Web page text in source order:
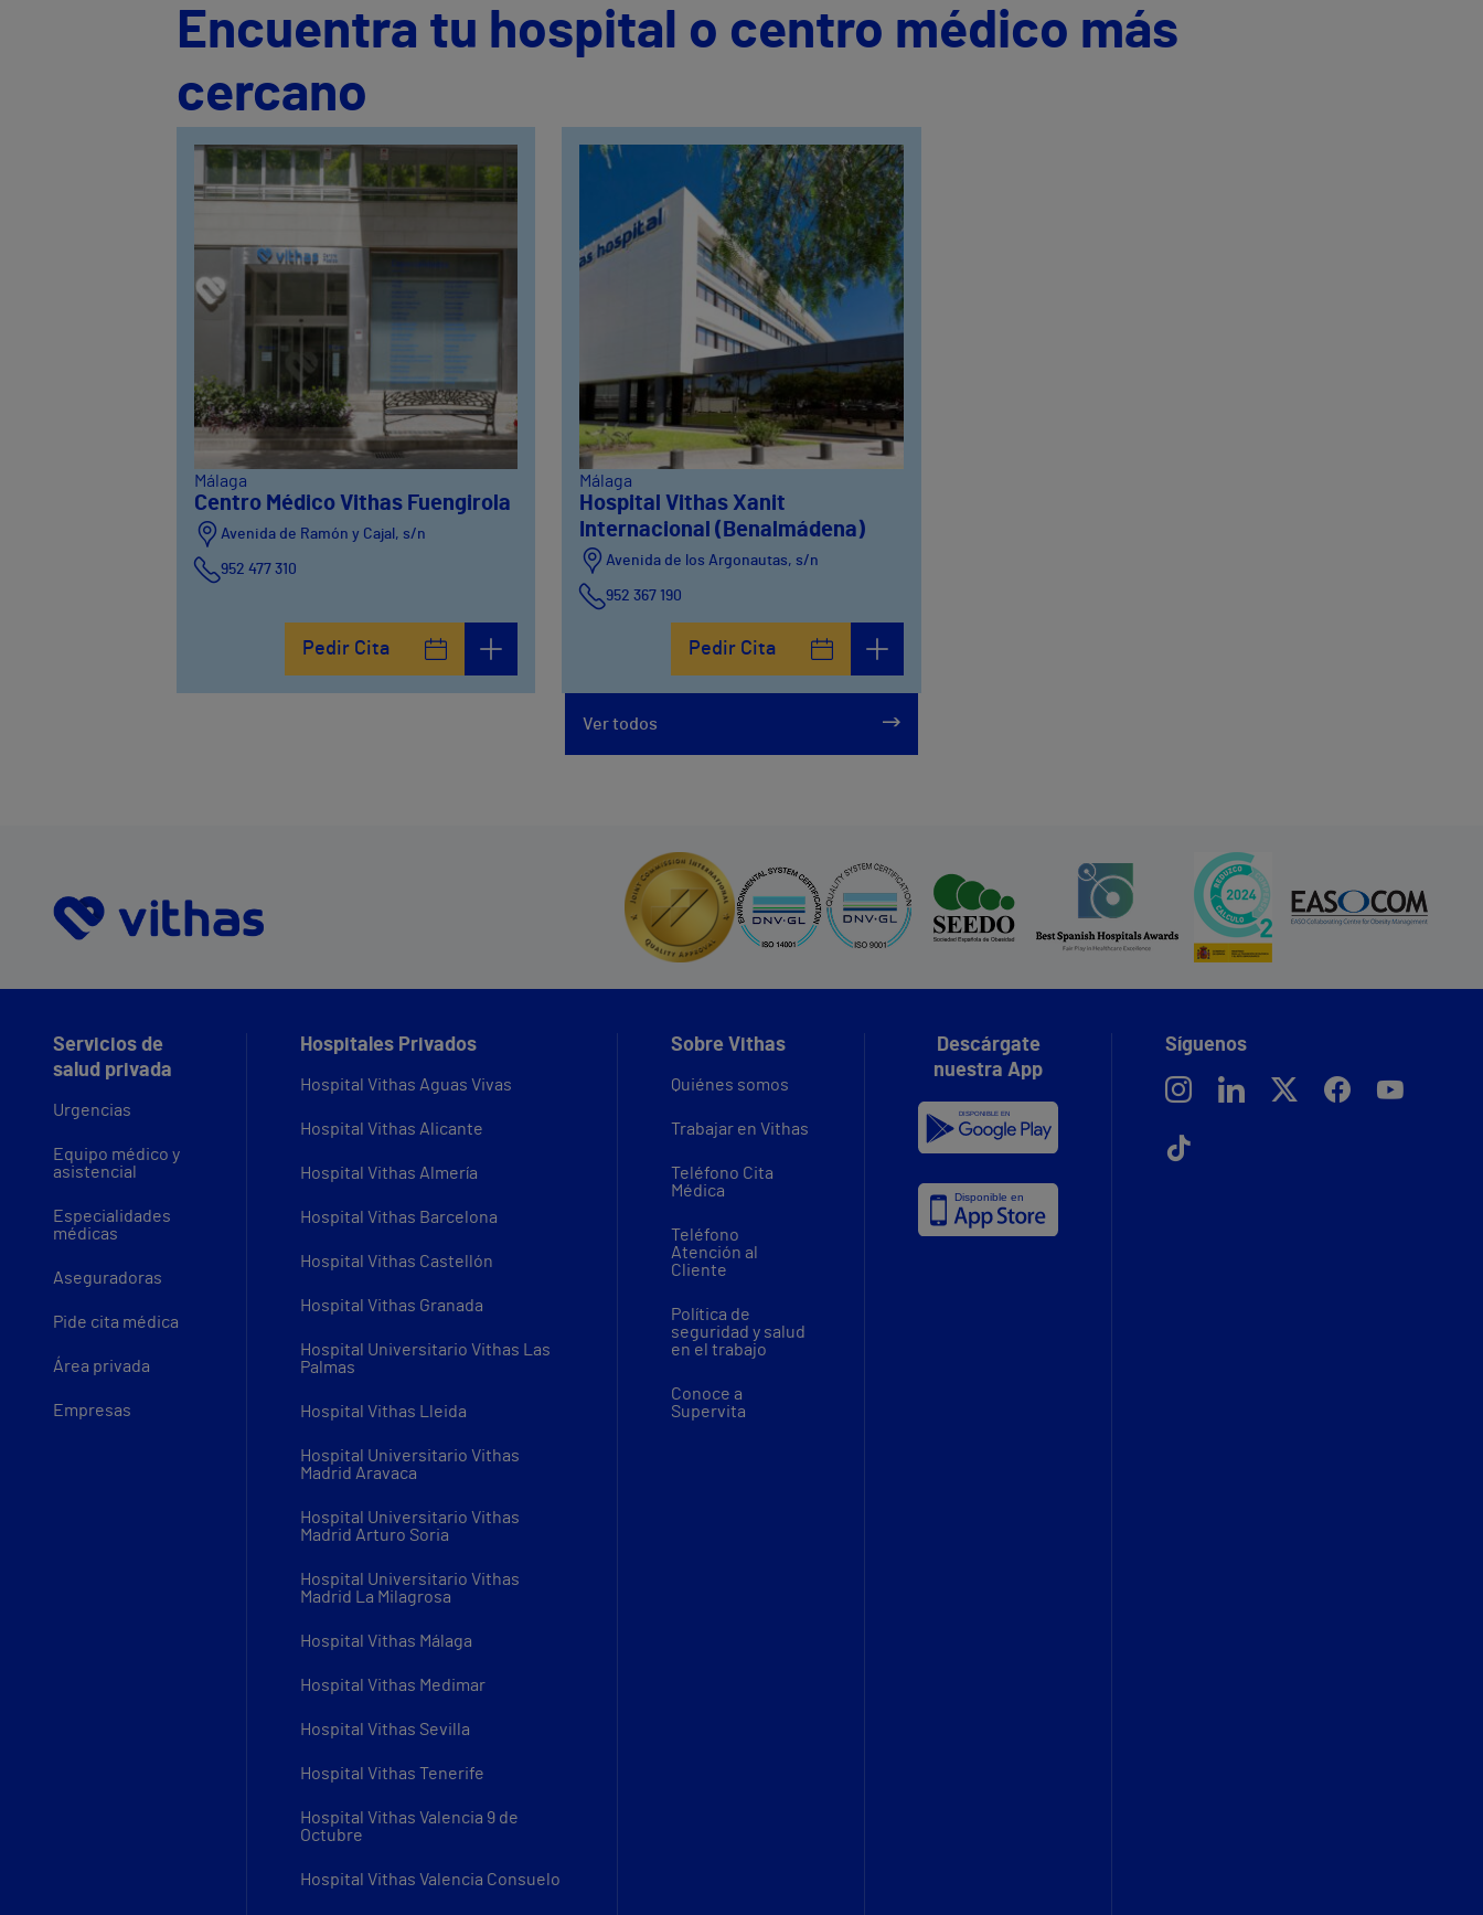
Encuentra tu hospital o centro médico más
cercano
Málaga
Centro Médico Vithas Fuengirola
Avenida de Ramón y Cajal, s/n
952 477 310
Pedir Cita
Málaga
Hospital Vithas Xanit
Internacional (Benalmádena)
Avenida de los Argonautas, s/n
952 367 190
Pedir Cita
Ver todos
Servicios de
salud privada
Urgencias
Equipo médico y
asistencial
Especialidades
médicas
Aseguradoras
Pide cita médica
Área privada
Empresas
Hospitales Privados
Hospital Vithas Aguas Vivas
Hospital Vithas Alicante
Hospital Vithas Almería
Hospital Vithas Barcelona
Hospital Vithas Castellón
Hospital Vithas Granada
Hospital Universitario Vithas Las
Palmas
Hospital Vithas Lleida
Hospital Universitario Vithas
Madrid Aravaca
Hospital Universitario Vithas
Madrid Arturo Soria
Hospital Universitario Vithas
Madrid La Milagrosa
Hospital Vithas Málaga
Hospital Vithas Medimar
Hospital Vithas Sevilla
Hospital Vithas Tenerife
Hospital Vithas Valencia 9 de
Octubre
Hospital Vithas Valencia Consuelo
Sobre Vithas
Quiénes somos
Trabajar en Vithas
Teléfono Cita
Médica
Teléfono
Atención al
Cliente
Política de
seguridad y salud
en el trabajo
Conoce a
Supervita
Descárgate
nuestra App
Síguenos